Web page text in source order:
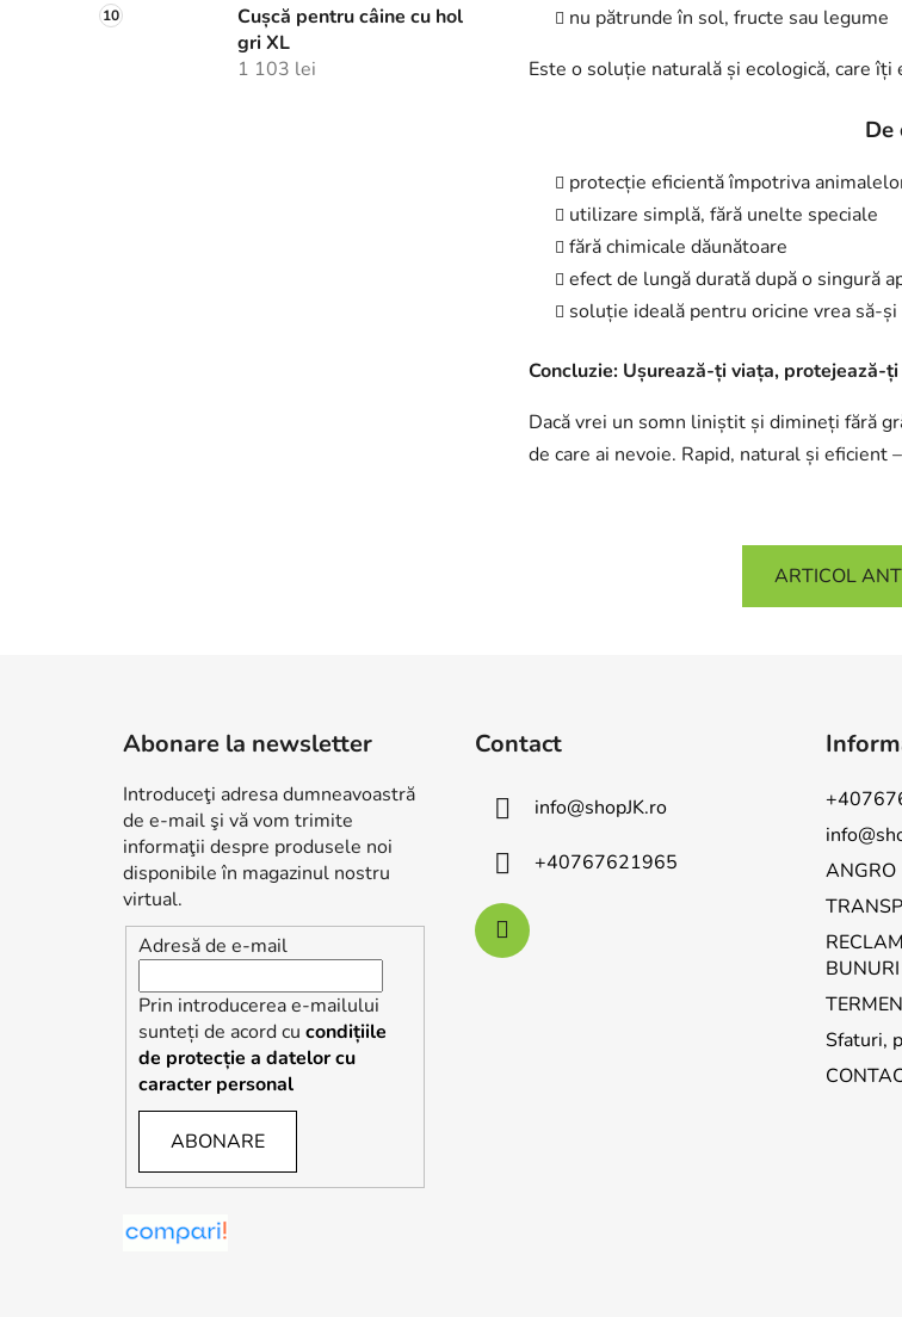
Cușcă pentru câine cu hol
gri XL
1 103 lei
nu pătrunde în sol, fructe sau legume
Este o soluție naturală și ecologică, care
De
protecție eficientă împotriva
utilizare simplă, fără unelte speciale
fără chimicale dăunătoare
efect de lungă durată după o singură
soluție ideală pentru oricine vrea să-
Concluzie: Ușurează-ți viața, protejează-ți
Dacă vrei un somn liniștit și dimineți fără
de care ai nevoie. Rapid, natural și
ARTICOL
Abonare la newsletter
Introduceţi adresa dumneavoastră
de e-mail şi vă vom trimite
informaţii despre produsele noi
disponibile în magazinul nostru
virtual.
Adresă de e-mail
Prin introducerea e-mailului
sunteți de acord cu condițiile
de protecție a datelor cu
caracter personal
ABONARE
Contact
info@shopJK.ro
+40767621965
ANGRO
BUNURI
Sfaturi,